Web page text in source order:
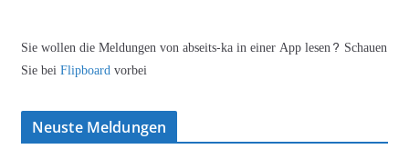
Sie wollen die Meldungen von abseits-ka in einer App lesen? Schauen
Sie beiFlipboardvorbei
Neuste Meldungen